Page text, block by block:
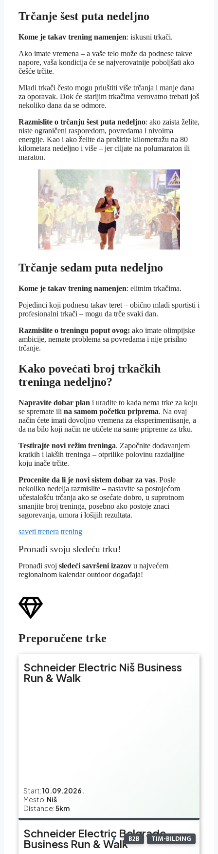
Trčanje šest puta nedeljno
Kome je takav trening namenjen: iskusni trkači.
Ako imate vremena – a vaše telo može da podnese takve
napore, vaša kondicija će se najverovatnije poboljšati ako
češće trčite.
Mladi trkači često mogu priuštiti više trčanja i manje dana
za oporavak. Dok će starijim trkačima verovatno trebati još
nekoliko dana da se odmore.
Razmislite o trčanju šest puta nedeljno: ako zaista želite,
niste ograničeni rasporedom, povredama i nivoima
energije. Kao i ako želite da proširite kilometražu na 80
kilometara nedeljno i više – jer ciljate na polumaraton ili
maraton.
Trčanje sedam puta nedeljno
Kome je takav trening namenjen: elitnim trkačima.
Pojedinci koji podnesu takav teret – obično mladi sportisti i
profesionalni trkači – mogu da trče svaki dan.
Razmislite o treningu poput ovog: ako imate olimpijske
ambicije, nemate problema sa povredama i nije prisilno
trčanje.
Kako povećati broj trkačkih
treninga nedeljno?
Napravite dobar plan i uradite to kada nema trke za koju
se spremate ili na samom početku priprema. Na ovaj
način ćete imati dovoljno vremena za eksperimentisanje, a
da na bilo koji način ne utičete na same pripreme za trku.
Testirajte novi režim treninga. Započnite dodavanjem
kratkih i lakših treninga – otprilike polovinu razdaljine
koju inače trčite.
Procenite da li je novi sistem dobar za vas. Posle
nekoliko nedelja razmislite – nastavite sa postojećom
učestalošću trčanja ako se osećate dobro, u suprotnom
smanjite broj treninga, posebno ako postoje znaci
sagorevanja, umora i lošijih rezultata.
saveti trenera trening
Pronađi svoju sledeću trku!
Pronađi svoj sledeći savršeni izazov u najvećem
regionalnom kalendar outdoor događaja!
Preporučene trke
Schneider Electric Niš Business
Run & Walk
Start:10.09.2026.
Mesto: Niš
Distance:5km
B2B TIM-BILDING
Schneider Electric Belgrade
Business Run & Walk